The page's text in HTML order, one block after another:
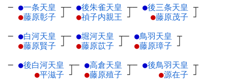
─ ●一条天皇 ┬
●藤原彰子 ┘
─ ●後朱雀天皇 ┬
●禎子内親王 ┘
─ ●後三条天皇 ┬
●藤原茂子 ┘
─ ●白河天皇 ┬
●藤原賢子 ┘
─ ●堀河天皇 ┬
●藤原苡子 ┘
─ ●鳥羽天皇 ┬
●藤原璋子 ┘
─ ●後白河天皇 ┬
●平滋子 ┘
─ ●高倉天皇 ┬
●藤原殖子 ┘
─ ●後鳥羽天皇 ┬
●源在子 ┘